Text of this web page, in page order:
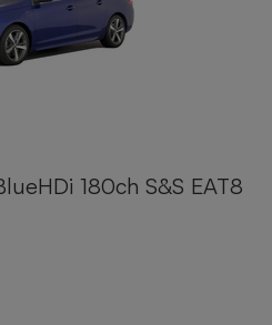
180ch S&S EAT8